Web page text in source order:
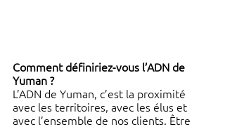
Comment définiriez-vous l’ADN de
Yuman ?
L’ADN de Yuman, c’est la proximité
avec les territoires, avec les élus et
avec l’ensemble de nos clients. Être